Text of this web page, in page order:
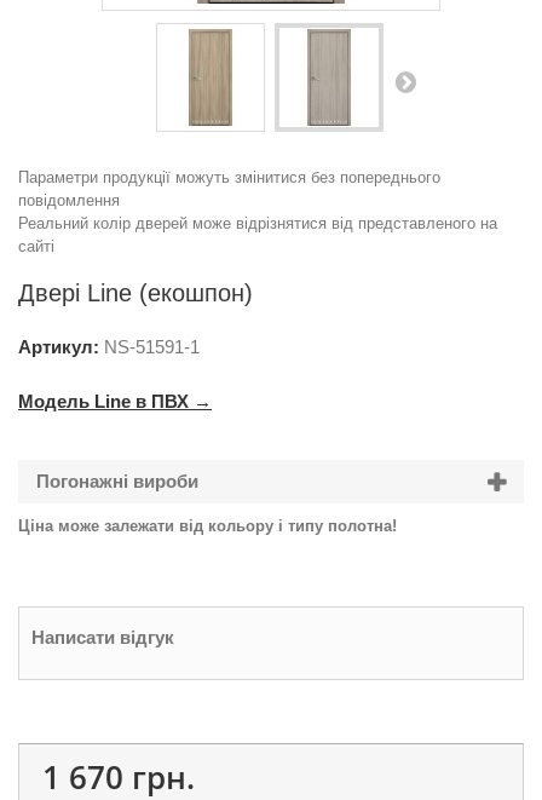
Параметри продукції можуть змінитися без попереднього
повідомлення
Реальний колір дверей може відрізнятися від представленого на
сайті
Двері Line (екошпон)
Артикул: NS-51591-1
Модель Line в ПВХ →
Погонажні вироби
Ціна може залежати від кольору і типу полотна!
Написати відгук
1 670 грн.